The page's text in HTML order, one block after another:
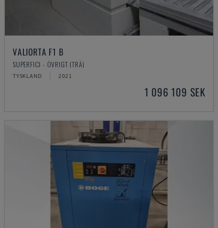
VALIORTA F1 B
SUPERFICI - ÖVRIGT (TRÄ)
TYSKLAND 2021
1 096 109 SEK